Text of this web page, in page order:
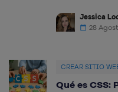
Jessica
28
CREAR SITIO
Qué es